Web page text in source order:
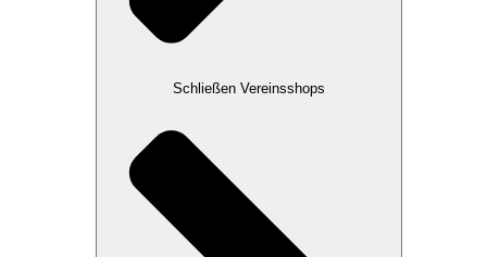
Schließen Vereinsshops